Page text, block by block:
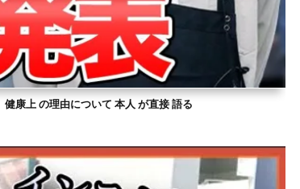
康上 の理由について 本人 が直接 語る